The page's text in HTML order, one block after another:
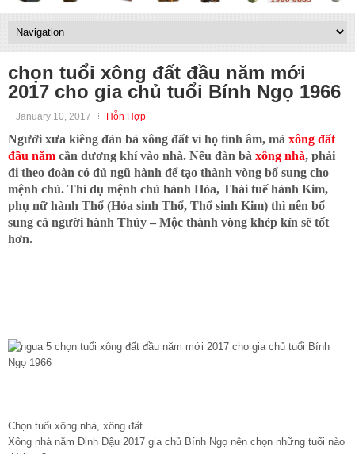
chọn tuổi xông đất đầu năm mới
2017 cho gia chủ tuổi Bính Ngọ 1966
January 10, 2017 Hỗn Hợp
Người xưa kiêng đàn bà xông đất vì họ tính âm, mà xông đất
đầu năm cần dương khí vào nhà. Nếu đàn bà xông nhà, phải
đi theo đoàn có đủ ngũ hành để tạo thành vòng bổ sung cho
mệnh chủ. Thí dụ mệnh chủ hành Hỏa, Thái tuế hành Kim,
phụ nữ hành Thổ (Hỏa sinh Thổ, Thổ sinh Kim) thì nên bổ
sung cả người hành Thủy – Mộc thành vòng khép kín sẽ tốt
hơn.
Chọn tuổi xông nhà, xông đất
Xông nhà năm Đinh Dậu 2017 gia chủ Bính Ngọ nên chọn những tuổi nào